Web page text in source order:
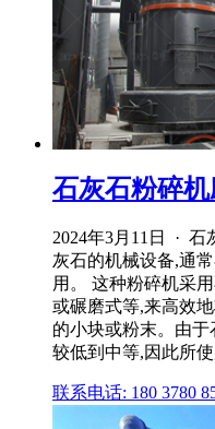
石灰石粉碎
2024年3月11日 · 石
灰石的机械设备,通
用。 这种粉碎机采
或碾磨式等,来高效
的小块或粉末。由
较低到中等,因此所
联系电话: 180 3780